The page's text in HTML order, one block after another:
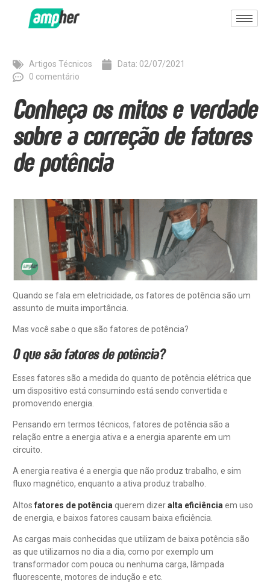
Artigos Técnicos Data: 02/07/2021
0 comentário
Conheça os mitos e verdade
sobre a correção de fatores
de potência
Quando se fala em eletricidade, os fatores de potência são um
assunto de muita importância.
Mas você sabe o que são fatores de potência?
O que são fatores de potência?
Esses fatores são a medida do quanto de potência elétrica que
um dispositivo está consumindo está sendo convertida e
promovendo energia.
Pensando em termos técnicos, fatores de potência são a
relação entre a energia ativa e a energia aparente em um
circuito.
A energia reativa é a energia que não produz trabalho, e sim
fluxo magnético, enquanto a ativa produz trabalho.
Altos fatores de potência querem dizeralta eficiência em uso
de energia, e baixos fatores causam baixa eficiência.
As cargas mais conhecidas que utilizam de baixa potência são
as que utilizamos no dia a dia, como por exemplo um
transformador com pouca ou nenhuma carga, lâmpada
fluorescente, motores de indução e etc.